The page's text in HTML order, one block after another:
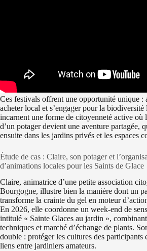
Ces festivals offrent une opportunité unique :
acheter local et s’engager pour la biodiversité
incarnent une forme de citoyenneté active où
d’un potager devient une aventure partagée,
ensuite dans les jardins privés et les espaces
Étude de cas : Claire, son potager et
d’animations locales pour les Saints de Glace
Claire, animatrice d’une petite association
Bourgogne, illustre bien la manière dont un
transforme la crainte du gel en moteur
En 2026, elle coordonne un week-end de
intitulé « Sainte Glaces au jardin »,
techniques et marché d’échange de plants.
double : protéger les cultures des participants
liens entre jardiniers amateurs.